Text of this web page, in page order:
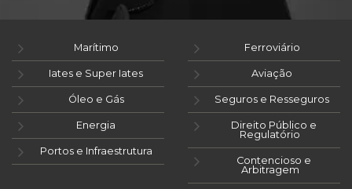
Marítimo
Iates e Super Iates
Óleo e Gás
Energia
Portos e Infraestrutura
Ferroviário
Aviação
Seguros e Resseguros
Direito Público e
Regulatório
Contencioso e
Arbitragem